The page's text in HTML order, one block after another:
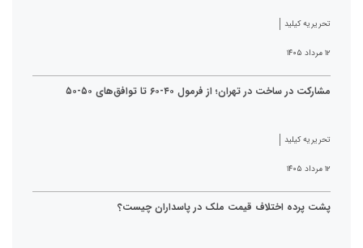
تحریریه کیلید
۱۲ مرداد ۱۴۰۵
مشارکت در ساخت در تهران؛ از فرمول ۴۰-۶۰ تا توافق‌های ۵۰-۵۰
تحریریه کیلید
۱۲ مرداد ۱۴۰۵
پشت پرده اختلاف قیمت ملک در پاسداران چیست؟